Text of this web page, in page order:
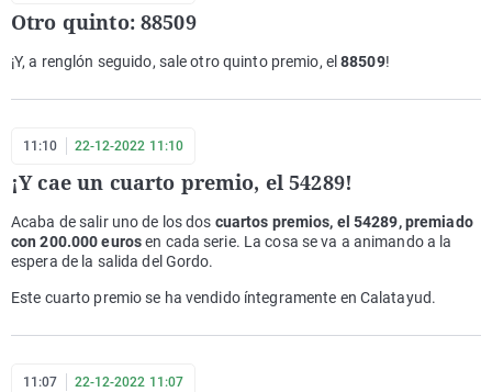
Otro quinto: 88509
¡Y, a renglón seguido, sale otro quinto premio, el88509!
11:10 22-12-2022 11:10
¡Y cae un cuarto premio, el 54289!
Acaba de salir uno de los dos cuartos premios, el 54289, premiado
con 200.000 eurosen cada serie. La cosa se va a animando a la
espera de la salida del Gordo.
Este cuarto premio se ha vendido íntegramente en Calatayud.
11:07 22-12-2022 11:07